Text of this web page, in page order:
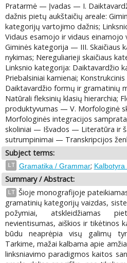
Pratarmė — Įvadas — I.
dažnis pietų aukštaičių areale:
kategorijų vartojimo dažnis;
Vidaus esamojo ir vidaus
Giminės kategorija — III. Skaičiaus
nykimas; Nereguliarieji skaičiaus
Linksnio kategorija: Daiktavardžio
Priebalsiniai kamienai;
Daiktavardžio formų ir gramatinių
Natūrali fleksinių klasių hierarchia;
produktyvumas — V. Morfologinė
Morfologinės integracijos
skoliniai — Išvados — Literatūra ir
sutrumpinimai — Transkripcijos
Subject terms:
LT Gramatika / Grammar; Kalbotyra
Summary / Abstract:
LT Šioje monografijoje
gramatinių kategorijų vaizdas,
požymiai, atskleidžiamas
nevientisumas, aiškios ir tikėtinos
būdu neaprėpia visų galimų
Tarkime, mažai kalbama apie
linksniavimo paradigmos kaitos